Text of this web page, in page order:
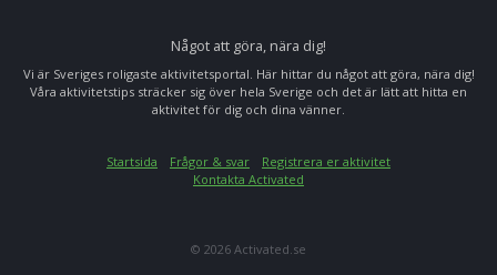
Något att göra, nära dig!
Vi är Sveriges roligaste aktivitetsportal. Här hittar du något att göra, nära dig!
Våra aktivitetstips sträcker sig över hela Sverige och det är lätt att hitta en
aktivitet för dig och dina vänner.
Startsida Frågor & svar
Registrera er aktivitet
Kontakta Activated
© 2026 Activated.se